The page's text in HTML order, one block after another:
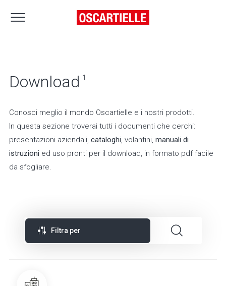
Download 1
Conosci meglio il mondo Oscartielle e i nostri prodotti.
In questa sezione troverai tutti i documenti che cerchi:
presentazioni aziendali, cataloghi, volantini, manuali di
istruzioni ed uso pronti per il download, in formato pdf facile
da sfogliare.
Filtra per